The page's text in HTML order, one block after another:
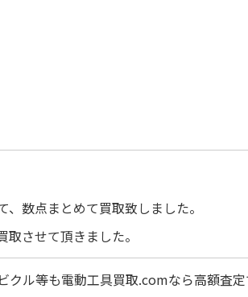
数点まとめて買取致しました。
させて頂きました。
ル等も電動工具買取.comなら高額査定